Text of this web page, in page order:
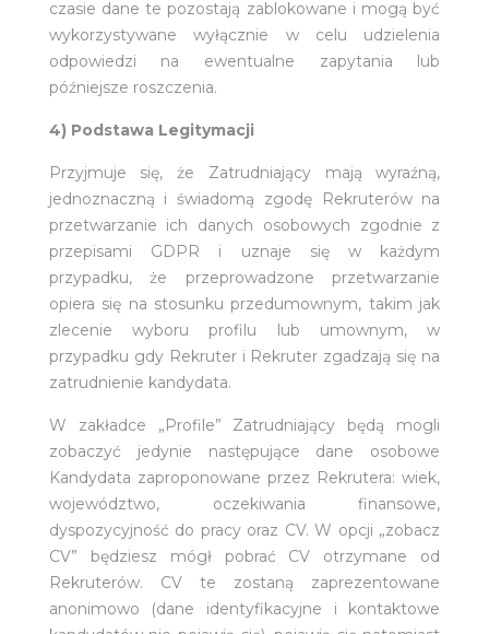
czasie dane te pozostają zablokowane i mogą być
wykorzystywane wyłącznie w celu udzielenia
odpowiedzi na ewentualne zapytania lub
późniejsze roszczenia.
4) Podstawa Legitymacji
Przyjmuje się, że Zatrudniający mają wyraźną,
jednoznaczną i świadomą zgodę Rekruterów na
przetwarzanie ich danych osobowych zgodnie z
przepisami GDPR i uznaje się w każdym
przypadku, że przeprowadzone przetwarzanie
opiera się na stosunku przedumownym, takim jak
zlecenie wyboru profilu lub umownym, w
przypadku gdy Rekruter i Rekruter zgadzają się na
zatrudnienie kandydata.
W zakładce „Profile” Zatrudniający będą mogli
zobaczyć jedynie następujące dane osobowe
Kandydata zaproponowane przez Rekrutera: wiek,
województwo, oczekiwania finansowe,
dyspozycyjność do pracy oraz CV. W opcji „zobacz
CV” będziesz mógł pobrać CV otrzymane od
Rekruterów. CV te zostaną zaprezentowane
anonimowo (dane identyfikacyjne i kontaktowe